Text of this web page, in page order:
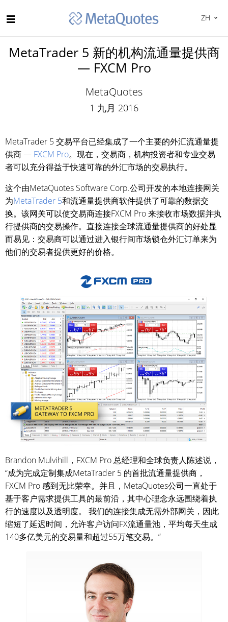
ZH
MetaTrader 5 新的机构流通量提供商
— FXCM Pro
MetaQuotes
1 九月 2016
MetaTrader 5 交易平台已经集成了一个主要的外汇流通量提
供商 — FXCM Pro。现在，交易商，机构投资者和专业交易
者可以充分得益于快速可靠的外汇市场的交易执行。
这个由MetaQuotes Software Corp.公司开发的本地连接网关
为MetaTrader 5和流通量提供商软件提供了可靠的数据交
换。该网关可以使交易商连接FXCM Pro 来接收市场数据并执
行提供商的交易操作。直接连接全球流通量提供商的好处显
而易见：交易商可以通过进入银行间市场锁仓外汇订单来为
他们的交易者提供更好的价格。
Brandon Mulvihill，FXCM Pro 总经理和全球负责人陈述说，
“成为完成定制集成MetaTrader 5 的首批流通量提供商，
FXCM Pro 感到无比荣幸。并且，MetaQuotes公司一直处于
基于客户需求提供工具的最前沿，其中心理念永远围绕着执
行的速度以及透明度。 我们的连接集成无需外部网关，因此
缩短了延迟时间，允许客户访问FX流通量池，平均每天生成
140多亿美元的交易量和超过55万笔交易。”